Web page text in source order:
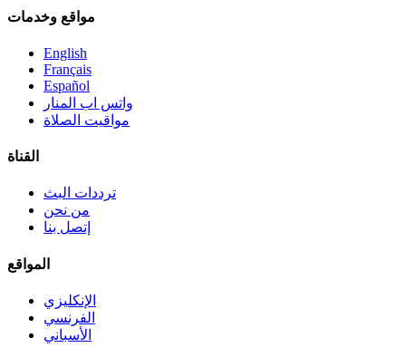
مواقع وخدمات
English
Français
Español
واتس اب المنار
مواقيت الصلاة
القناة
ترددات البث
من نحن
إتصل بنا
المواقع
الإنكليزي
الفرنسي
الأسباني